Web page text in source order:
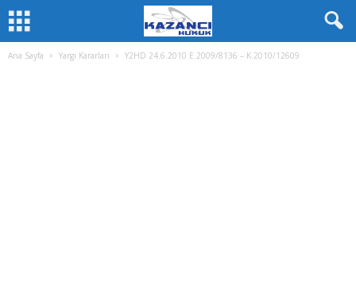
Ana Sayfa Yargı Kararları Y2HD 24.6.2010 E.2009/8136 – K.2010/12609